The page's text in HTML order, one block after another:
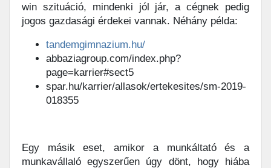
win szituáció, mindenki jól jár, a cégnek pedig
jogos gazdasági érdekei vannak. Néhány példa:
tandemgimnazium.hu/
abbaziagroup.com/index.php?
page=karrier#sect5
spar.hu/karrier/allasok/ertekesites/sm-2019-
018355
Egy másik eset, amikor a munkáltató és a
munkavállaló egyszerűen úgy dönt, hogy hiába